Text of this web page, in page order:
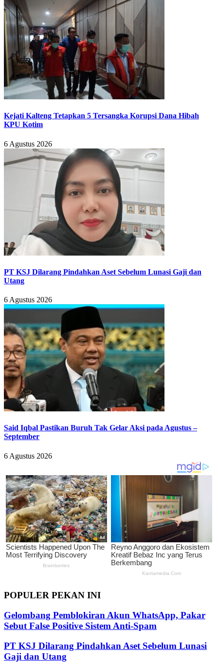
Kejati Kalteng Tetapkan 5 Tersangka Korupsi Dana Hibah
KPU Kotim
6 Agustus 2026
PT KSJ Dilarang Pindahkan Aset Sebelum Lunasi Gaji dan
Utang
6 Agustus 2026
Said Iqbal Pastikan Buruh Tak Gelar Aksi pada Agustus –
September
6 Agustus 2026
POPULER PEKAN INI
Gelombang Pemblokiran Akun WhatsApp, Pakar
Sebut False Positive Sistem Anti-Spam
PT KSJ Dilarang Pindahkan Aset Sebelum Lunasi
Gaji dan Utang